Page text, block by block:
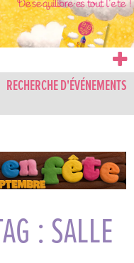
RECHERCHE D'ÉVÉNEMENTS
: SALLE